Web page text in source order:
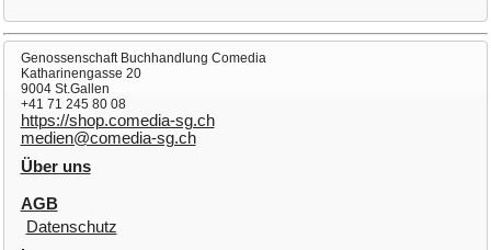
Genossenschaft Buchhandlung Comedia
Katharinengasse 20
9004 St.Gallen
+41 71 245 80 08
https://shop.comedia-sg.ch
medien@comedia-sg.ch
Über uns
AGB
Datenschutz